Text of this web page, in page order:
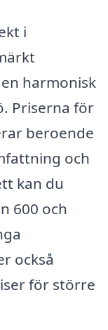
i
harmonisk
Priserna för
beroende
och
kan du
600 och
också
för större